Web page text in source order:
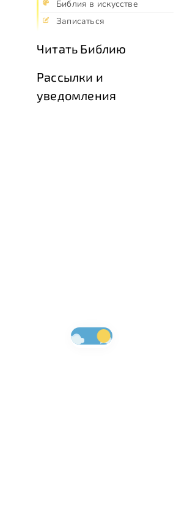
Библия в искусстве
Записаться
Читать Библию
Рассылки и
уведомления